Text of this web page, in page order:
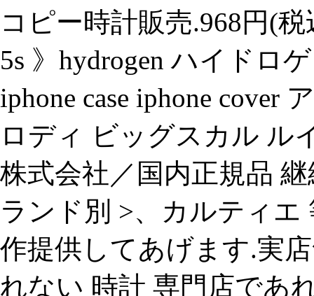
コピー時計販売.968円(税
5s 》hydrogen ハイドロ
iphone case iphone cover
ロディ ビッグスカル ル
株式会社／国内正規品
ランド別 >、カルティエ
作提供してあげます.実
れない 時計 専門店であ